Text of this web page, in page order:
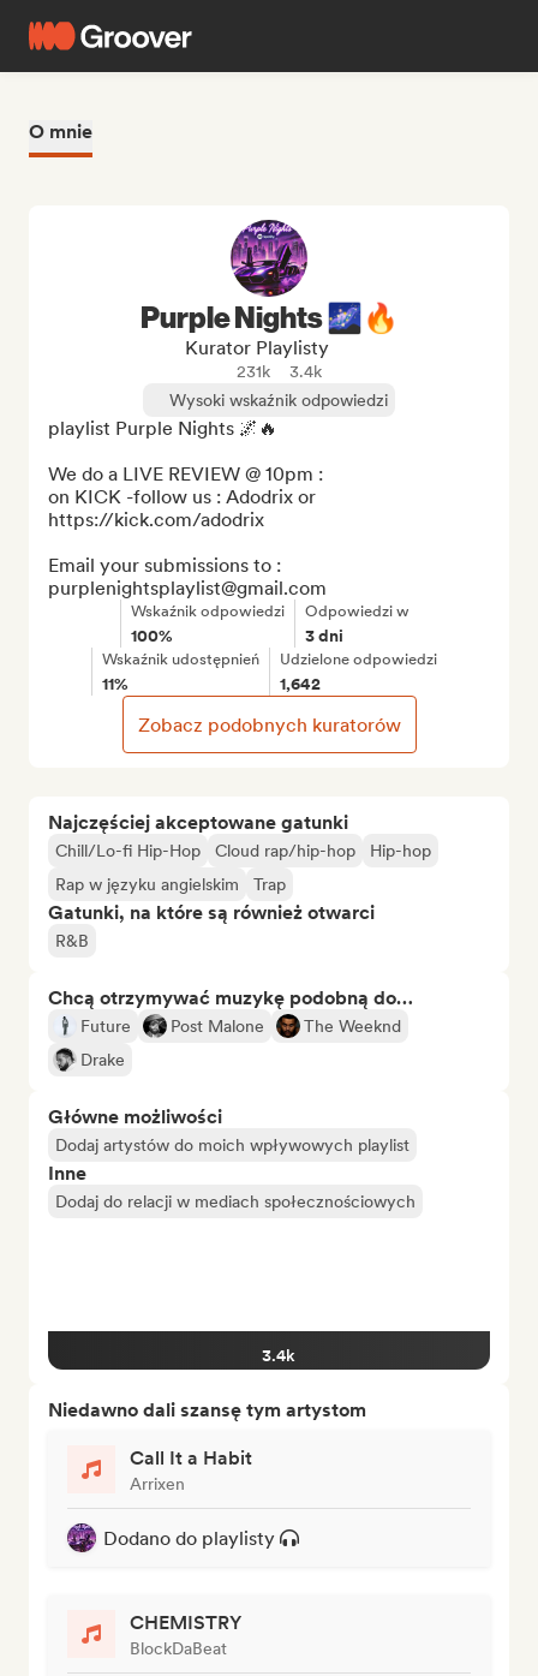
O mnie
Najczęściej akceptowane gatunki
Chill/Lo-fi Hip-Hop Cloud rap/hip-hop
Hip-hop
Rap w języku angielskim
Trap
Gatunki, na które są również otwarci
R&B
Chcą otrzymywać muzykę podobną do…
Future Post Malone
The Weeknd
Drake
Główne możliwości
Dodaj artystów do moich wpływowych playlist
Inne
Dodaj do relacji w mediach społecznościowych
3.4k
Niedawno dali szansę tym artystom
Call It a Habit
Arrixen
Dodano do playlisty
CHEMISTRY
BlockDaBeat
Purple Nights 🌌🔥
Kurator Playlisty
231k
3.4k
Wysoki wskaźnik odpowiedzi
playlist Purple Nights 🌌🔥
We do a LIVE REVIEW @ 10pm :
on KICK -follow us : Adodrix or
https://kick.com/adodrix
Email your submissions to :
purplenightsplaylist@gmail.com
Wskaźnik odpowiedzi
100%
Odpowiedzi w
3 dni
Wskaźnik udostępnień
11%
Udzielone odpowiedzi
1,642
Zobacz podobnych kuratorów